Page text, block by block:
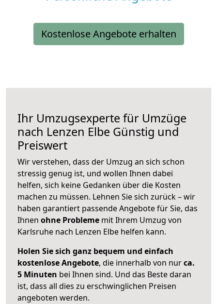
Kostenlose Angebote erhalten
Ihr Umzugsexperte für Umzüge
nach Lenzen Elbe Günstig und
Preiswert
Wir verstehen, dass der Umzug an sich schon
stressig genug ist, und wollen Ihnen dabei
helfen, sich keine Gedanken über die Kosten
machen zu müssen. Lehnen Sie sich zurück – wir
haben garantiert passende Angebote für Sie, das
Ihnen ohne Probleme mit Ihrem Umzug von
Karlsruhe nach Lenzen Elbe helfen kann.
Holen Sie sich ganz bequem und einfach
kostenlose Angebote, die innerhalb von nurca.
5 Minuten bei Ihnen sind. Und das Beste daran
ist, dass all dies zu erschwinglichen Preisen
angeboten werden.